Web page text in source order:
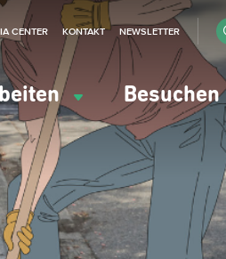
Besuchen
CENTER KONTAKT NEWSLETTER